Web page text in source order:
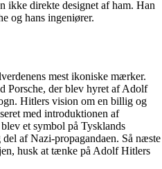
ikke direkte designet af ham. Han
og hans ingeniører.
mest ikoniske mærker.
Porsche, der blev hyret af Adolf
Hitlers vision om en billig og
med introduktionen af
et symbol på Tysklands
af Nazi-propagandaen. Så næste
husk at tænke på Adolf Hitlers